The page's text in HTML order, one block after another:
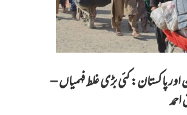
اور پاکستان: کئی بڑی غلط فہمیاں –